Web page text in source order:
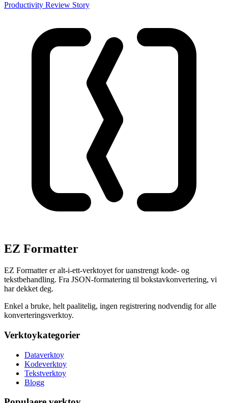
Productivity Review Story
EZ Formatter
EZ Formatter er alt-i-ett-verktoyet for uanstrengt kode- og
tekstbehandling. Fra JSON-formatering til bokstavkonvertering, vi
har dekket deg.
Enkel a bruke, helt paalitelig, ingen registrering nodvendig for alle
konverteringsverktoy.
Verktoykategorier
Dataverktoy
Kodeverktoy
Tekstverktoy
Blogg